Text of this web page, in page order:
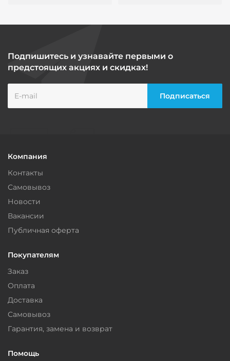
Подпишитесь и узнавайте первыми о
предстоящих акциях и скидках!
Компания
Контакты
Самовывоз
Новости
Вакансии
Публичная оферта
Покупателям
Заказ
Оплата
Доставка
Самовывоз
Гарантия, замена и возврат
Помощь